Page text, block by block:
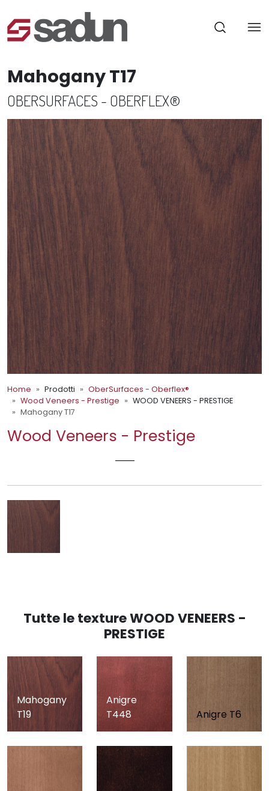
Mahogany T17
OBERSURFACES - OBERFLEX®
Home Prodotti
OberSurfaces - Oberflex®
Wood Veneers - Prestige
WOOD VENEERS - PRESTIGE
Mahogany T17
Wood Veneers - Prestige
Tutte le texture WOOD VENEERS -
PRESTIGE
Mahogany
T19
Anigre
T448
Anigre T6